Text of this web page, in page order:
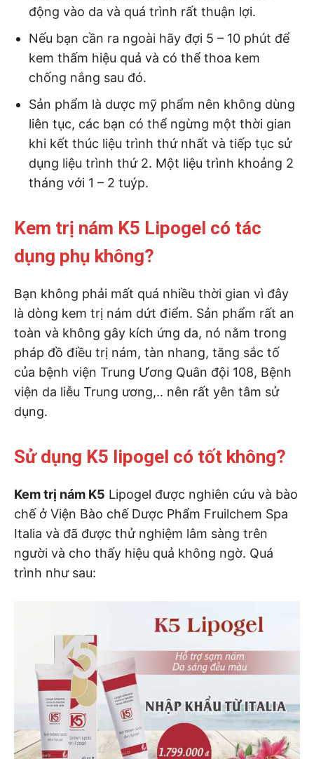
động vào da và quá trình rất thuận lợi.
Nếu bạn cần ra ngoài hãy đợi 5 – 10 phút để
kem thấm hiệu quả và có thể thoa kem
chống nắng sau đó.
Sản phẩm là dược mỹ phẩm nên không dùng
liên tục, các bạn có thể ngừng một thời gian
khi kết thúc liệu trình thứ nhất và tiếp tục sử
dụng liệu trình thứ 2. Một liệu trình khoảng 2
tháng với 1 – 2 tuýp.
Kem trị nám K5 Lipogel có tác
dụng phụ không?
Bạn không phải mất quá nhiều thời gian vì đây
là dòng kem trị nám dứt điểm. Sản phẩm rất an
toàn và không gây kích ứng da, nó nằm trong
pháp đồ điều trị nám, tàn nhang, tăng sắc tố
của bệnh viện Trung Ương Quân đội 108, Bệnh
viện da liễu Trung ương,.. nên rất yên tâm sử
dụng.
Sử dụng K5 lipogel có tốt không?
Kem trị nám K5 Lipogel được nghiên cứu và bào
chế ở Viện Bào chế Dược Phẩm Fruilchem Spa
Italia và đã được thử nghiệm lâm sàng trên
người và cho thấy hiệu quả không ngờ. Quá
trình như sau: